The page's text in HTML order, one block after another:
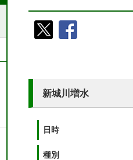
新城川増水
日時
種別